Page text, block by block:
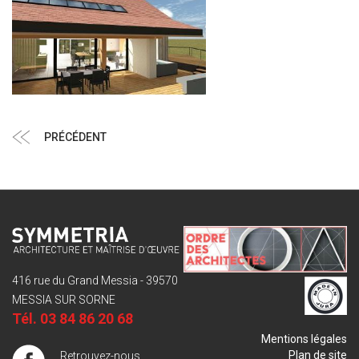
de
Article
PRÉCÉDENT
416 rue du Grand Messia - 39570
MESSIA SUR SORNE
Tél. 03 84 86 20 68
Retrouvez-nous
Mentions légales
Plan de site